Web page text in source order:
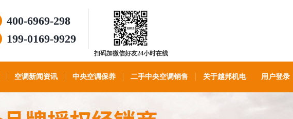
400-6969-298
199-0169-9929
扫码加微信好友24小时在线
空调新闻资讯 中央空调保养 二手中央空调销售 关于越邦机电 用户登录